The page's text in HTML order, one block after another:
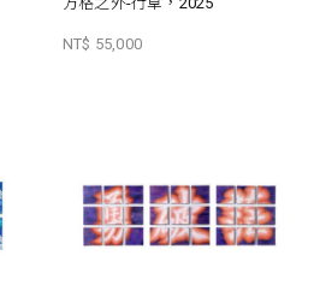
NT$ 55,000